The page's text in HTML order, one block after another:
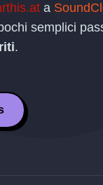
a
semplici
.